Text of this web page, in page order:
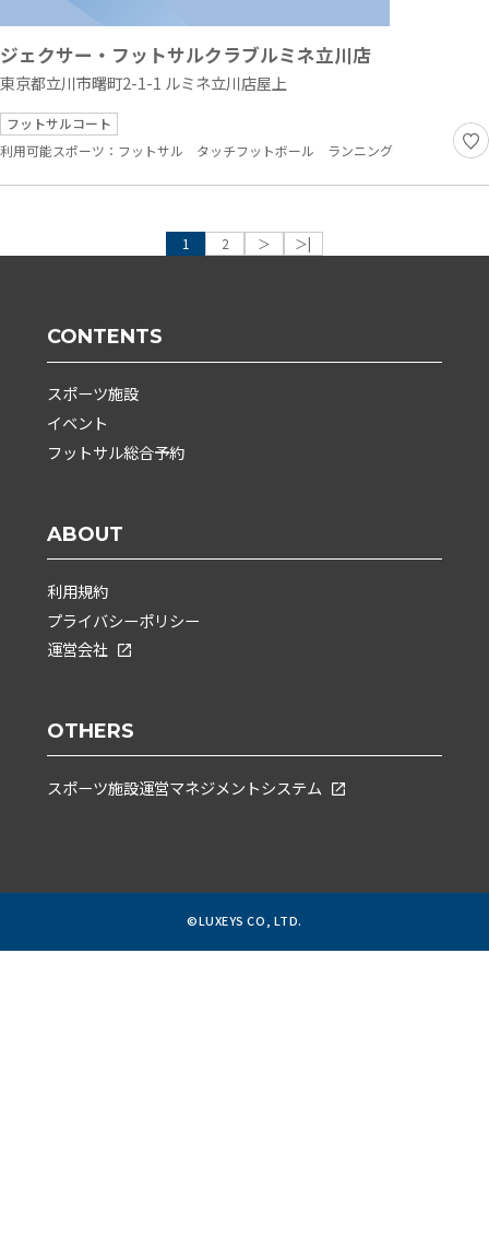
ジェクサー・フットサルクラブルミネ立川店
東京都立川市曙町2-1-1 ルミネ立川店屋上
フットサルコート
利用可能スポーツ： フットサル タッチフットボール ランニング
1 2 ＞ ＞|
CONTENTS
スポーツ施設
イベント
フットサル総合予約
ABOUT
利用規約
プライバシーポリシー
運営会社
OTHERS
スポーツ施設運営マネジメントシステム
©LUXEYS CO, LTD.